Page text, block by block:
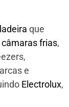
que
câmaras frias,
e
Electrolux,